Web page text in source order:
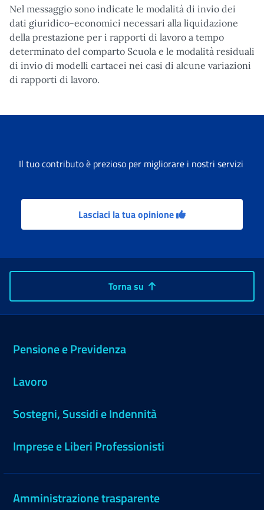
Nel messaggio sono indicate le modalità di invio dei
dati giuridico-economici necessari alla liquidazione
della prestazione per i rapporti di lavoro a tempo
determinato del comparto Scuola e le modalità residuali
di invio di modelli cartacei nei casi di alcune variazioni
di rapporti di lavoro.
Il tuo contributo è prezioso per migliorare i nostri servizi
Lasciaci la tua opinione
Torna su
Pensione e Previdenza
Lavoro
Sostegni, Sussidi e Indennità
Imprese e Liberi Professionisti
Amministrazione trasparente